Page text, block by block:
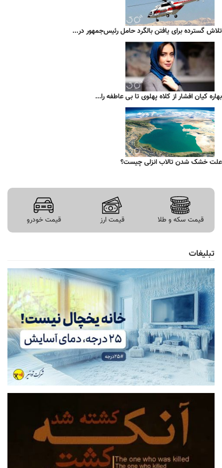
تلاش گسترده برای یافتن بالگرد حامل رئیس‌جمهور در...
بهاره کیان افشار از کلاه پهلوی تا بی عاطفه را...
علت خشک شدن تالاب انزلی چیست؟
قیمت سکه و طلا قیمت ارز قیمت خودرو
تبلیغات